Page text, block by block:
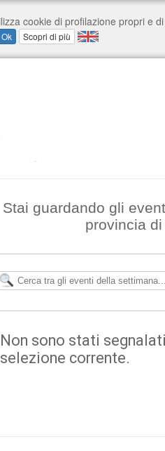
Stai guardando gli
provincia
Non sono stati
selezione corrente.